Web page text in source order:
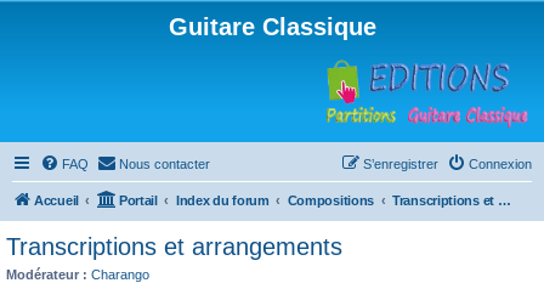
Guitare Classique
FAQ Nous contacter Connexion
S’enregistrer
Accueil Portail Index du forum Compositions Transcriptions et arrangements
Transcriptions et arrangements
Modérateur : Charango